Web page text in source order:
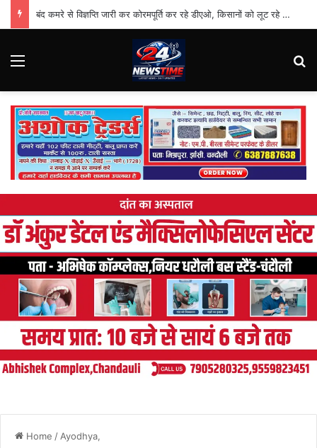
बंद कमरे से विज्ञप्ति जारी कर कोरमपूर्ति कर रहे डीएओ, किसानों को लूट रहे निजी दुकानदार
Menu
Home / Ayodhya,